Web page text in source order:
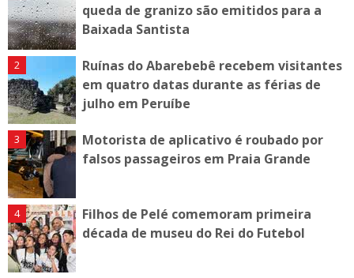
queda de granizo são emitidos para a
Baixada Santista
Ruínas do Abarebebê recebem visitantes
em quatro datas durante as férias de
julho em Peruíbe
Motorista de aplicativo é roubado por
falsos passageiros em Praia Grande
Filhos de Pelé comemoram primeira
década de museu do Rei do Futebol